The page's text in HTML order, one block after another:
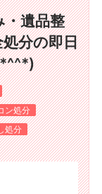
・遺品整
分の即日
ン処分
処分